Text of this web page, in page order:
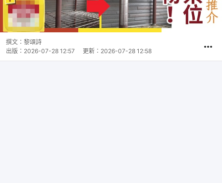
撰文： 黎頌詩
出版： 2026-07-28 12:57 更新： 2026-07-28 12:58